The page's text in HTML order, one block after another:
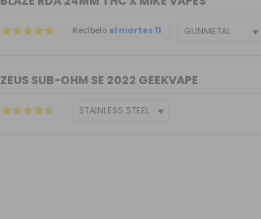
Recíbelo el martes 11
ZEUS SUB-OHM SE 2022 GEEKVAPE